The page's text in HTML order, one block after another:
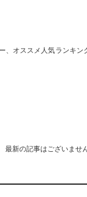
、オススメ人気ランキン
最新の記事はございませ